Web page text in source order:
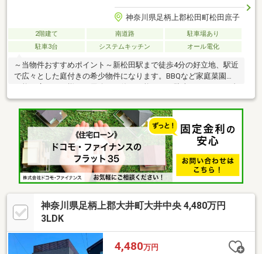
神奈川県足柄上郡松田町松田庶子
2階建て 南道路
駐車場あり
駐車3台
システムキッチン オール電化
～当物件おすすめポイント～新松田駅まで徒歩4分の好立地、駅近
で広々とした庭付きの希少物件になります。BBQなど家庭菜園も
～6台可能、周辺環境良好です！2030年新松田駅周り開発予
定！！□広々とした庭付き□現在駐車スペースを3台月極として賃
貸中、月極以外で2台駐車可能♪(解約予定)□室内綺麗にお使いで
す。□駅まで徒歩4分の好立地♪□眺望良好□南向きの為、陽当り良
好♪
神奈川県足柄上郡大井町大井中央 4,480万円
3LDK
4,480万円